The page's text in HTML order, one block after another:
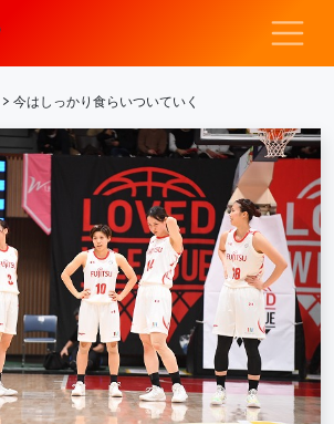
ション
レッドウェー
> 今はしっかり食らいついていく